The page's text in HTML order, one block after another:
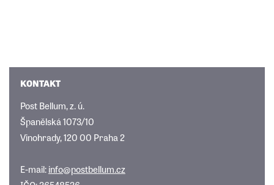
KONTAKT
Post Bellum, z. ú.
Španělská 1073/10
Vinohrady, 120 00 Praha 2
E-mail:info@postbellum.cz